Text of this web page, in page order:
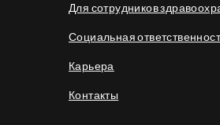
Для сотрудников
Социальная
Карьера
Контакты